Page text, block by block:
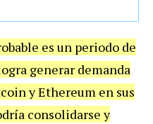
es un periodo de
generar demanda
y Ethereum en sus
consolidarse y